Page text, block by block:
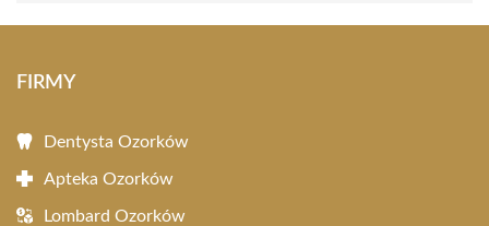
FIRMY
Dentysta Ozorków
Apteka Ozorków
Lombard Ozorków